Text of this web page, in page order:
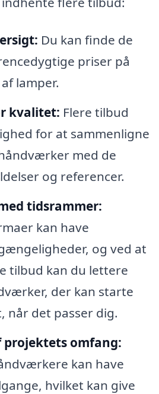
Du kan finde de
priser på
lamper.
kvalitet: Flere tilbud
for at sammenligne
med de
og referencer.
tidsrammer:
kan have
og ved at
tilbud kan du lettere
der kan starte
når det passer dig.
projektets omfang:
kan have
hvilket kan give